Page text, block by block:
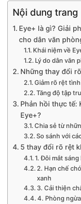
Nội dung trang
Eye+ là gì? Giải
cho dân văn
Khái niệm về
Lý do dân văn
Những thay đổi
Giảm rõ rệt
Tăng độ tập
Phản hồi thực tế:
Eye+?
Chia sẻ từ
So sánh với
5 thay đổi rõ rệt
1. Đôi mắt
2. Hạn chế
xanh
3. Cải thiện
4. Phòng